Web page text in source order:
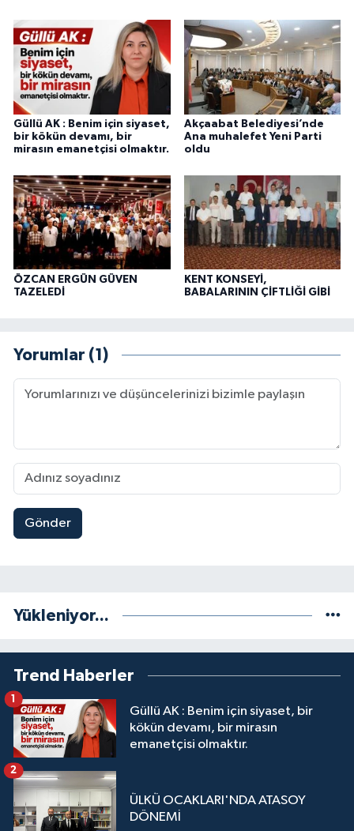
Güllü AK : Benim için siyaset,
bir kökün devamı, bir
mirasın emanetçisi olmaktır.
Akçaabat Belediyesi’nde
Ana muhalefet Yeni Parti
oldu
ÖZCAN ERGÜN GÜVEN
TAZELEDİ
KENT KONSEYİ,
BABALARININ ÇİFTLİĞİ GİBİ
Yorumlar (1)
Gönder
Yükleniyor...
Trend Haberler
Güllü AK : Benim için siyaset, bir
kökün devamı, bir mirasın
emanetçisi olmaktır.
1
ÜLKÜ OCAKLARI'NDA ATASOY
DÖNEMİ
2